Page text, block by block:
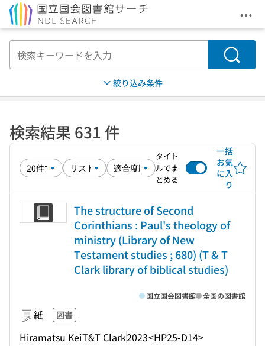
メ
検索
絞り込み条件
検索結果 631 件
タイト
ルでま
とめる
一括
お気
に入
り
The structure of Second
Corinthians : Paul's theology of
ministry (Library of New
Testament studies ; 680) (T & T
Clark library of biblical studies)
紙 図書
Hiramatsu KeiT&T Clark2023<HP25-D14>
国立国会図書館 全国の図書館